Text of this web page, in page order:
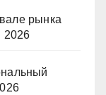
рынка
2026